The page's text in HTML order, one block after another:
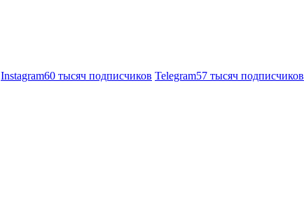
Instagram60 тысяч подписчиков Telegram57 тысяч подписчиков